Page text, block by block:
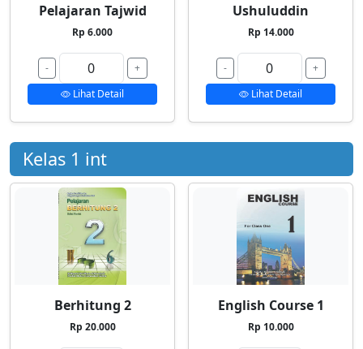
Pelajaran Tajwid
Rp 6.000
-
+
Lihat Detail
Ushuluddin
Rp 14.000
-
+
Lihat Detail
Kelas 1 int
Berhitung 2
Rp 20.000
English Course 1
Rp 10.000